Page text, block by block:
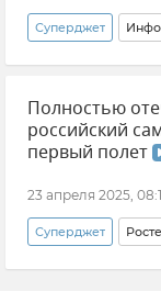
Суперджет
Россия
Полностью
российский
первый полет
23 апреля 2025,
Суперджет